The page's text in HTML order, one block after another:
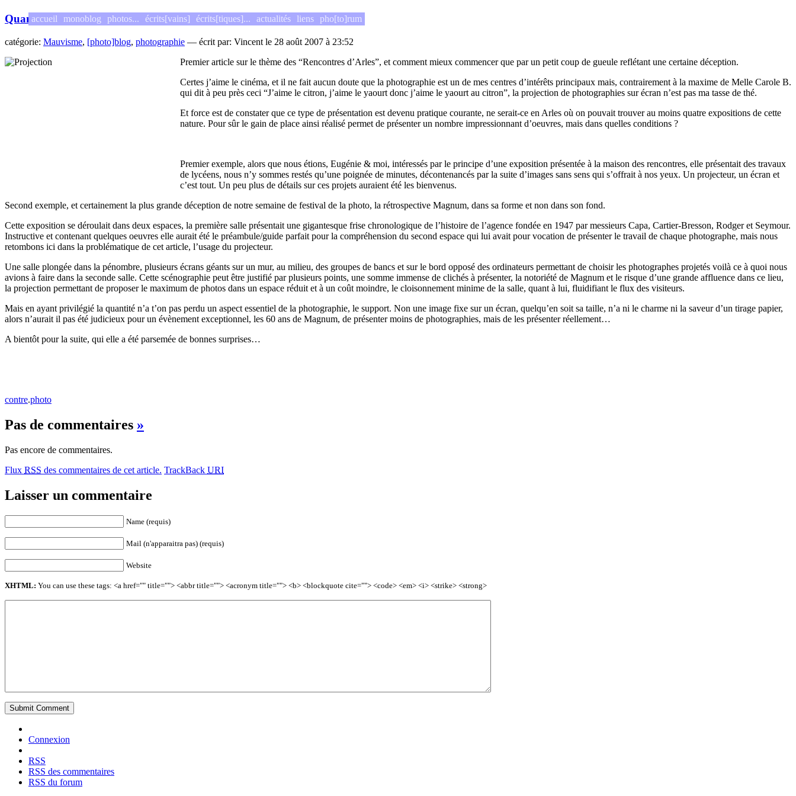
accueil monoblog photos... écrits[vains] écrits[tiques]... actualités liens pho[to]rum
Quand la photo fait son cinéma…
catégorie: Mauvisme, [photo]blog, photographie — écrit par: Vincent le 28 août 2007 à 23:52
Premier article sur le thème des “Rencontres d’Arles”, et comment mieux commencer que par un petit coup de gueule reflétant une certaine déception.
Certes j’aime le cinéma, et il ne fait aucun doute que la photographie est un de mes centres d’intérêts principaux mais, contrairement à la maxime de Melle Carole B.
qui dit à peu près ceci “J’aime le citron, j’aime le yaourt donc j’aime le yaourt au citron”, la projection de photographies sur écran n’est pas ma tasse de thé.
Et force est de constater que ce type de présentation est devenu pratique courante, ne serait-ce en Arles où on pouvait trouver au moins quatre expositions de cette
nature. Pour sûr le gain de place ainsi réalisé permet de présenter un nombre impressionnant d’oeuvres, mais dans quelles conditions ?
Premier exemple, alors que nous étions, Eugénie & moi, intéressés par le principe d’une exposition présentée à la maison des rencontres, elle présentait des travaux
de lycéens, nous n’y sommes restés qu’une poignée de minutes, décontenancés par la suite d’images sans sens qui s’offrait à nos yeux. Un projecteur, un écran et
c’est tout. Un peu plus de détails sur ces projets auraient été les bienvenus.
Second exemple, et certainement la plus grande déception de notre semaine de festival de la photo, la rétrospective Magnum, dans sa forme et non dans son fond.
Cette exposition se déroulait dans deux espaces, la première salle présentait une gigantesque frise chronologique de l’histoire de l’agence fondée en 1947 par messieurs Capa, Cartier-Bresson, Rodger et Seymour.
Instructive et contenant quelques oeuvres elle aurait été le préambule/guide parfait pour la compréhension du second espace qui lui avait pour vocation de présenter le travail de chaque photographe, mais nous
retombons ici dans la problématique de cet article, l’usage du projecteur.
Une salle plongée dans la pénombre, plusieurs écrans géants sur un mur, au milieu, des groupes de bancs et sur le bord opposé des ordinateurs permettant de choisir les photographes projetés voilà ce à quoi nous
avions à faire dans la seconde salle. Cette scénographie peut être justifié par plusieurs points, une somme immense de clichés à présenter, la notoriété de Magnum et le risque d’une grande affluence dans ce lieu,
la projection permettant de proposer le maximum de photos dans un espace réduit et à un coût moindre, le cloisonnement minime de la salle, quant à lui, fluidifiant le flux des visiteurs.
Mais en ayant privilégié la quantité n’a t’on pas perdu un aspect essentiel de la photographie, le support. Non une image fixe sur un écran, quelqu’en soit sa taille, n’a ni le charme ni la saveur d’un tirage papier,
alors n’aurait il pas été judicieux pour un évènement exceptionnel, les 60 ans de Magnum, de présenter moins de photographies, mais de les présenter réellement…
A bientôt pour la suite, qui elle a été parsemée de bonnes surprises…
contre.photo
Pas de commentaires »
Pas encore de commentaires.
Flux RSS des commentaires de cet article. TrackBack URI
Laisser un commentaire
Name (requis)
Mail (n'apparaitra pas) (requis)
Website
XHTML: You can use these tags: <a href="" title=""> <abbr title=""> <acronym title=""> <b> <blockquote cite=""> <code> <em> <i> <strike> <strong>
Connexion
RSS
RSS des commentaires
RSS du forum